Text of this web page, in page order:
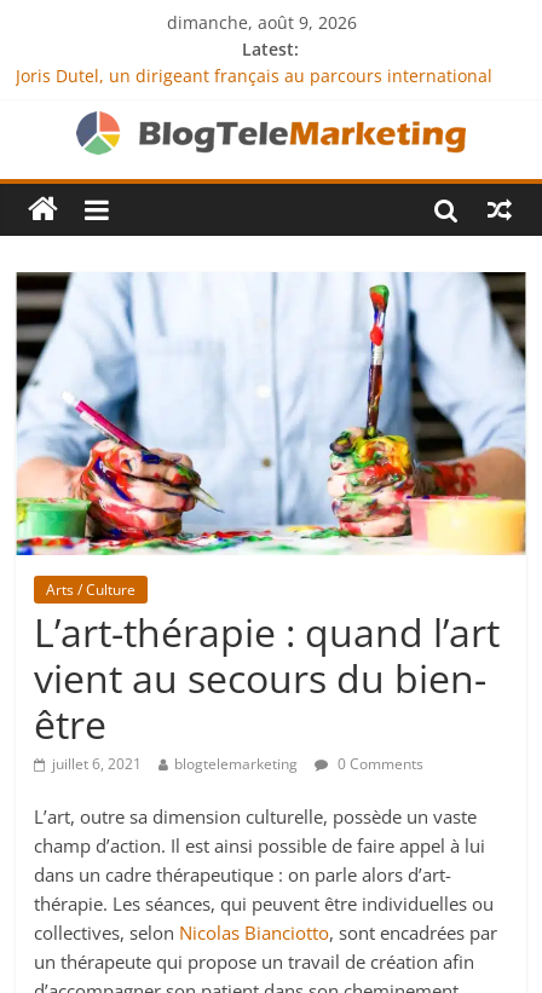
dimanche, août 9, 2026
Latest:
Joris Dutel, un dirigeant français au parcours international
Agria Assurance Animaux : comment l’entreprise se
démarque-t-elle de la concurrence ?
JCA Academy : l’excellence au service de l’indépendance
financière
Denis Bouclon : la diplomatie éducative comme moteur de
Next Terra International : des solutions logistiques au service
du commerce international
Arts / Culture
L’art-thérapie : quand l’art
vient au secours du bien-
être
juillet 6, 2021 blogtelemarketing 0 Comments
L’art, outre sa dimension culturelle, possède un vaste
champ d’action. Il est ainsi possible de faire appel à lui
dans un cadre thérapeutique : on parle alors d’art-
thérapie. Les séances, qui peuvent être individuelles ou
collectives, selon Nicolas Bianciotto, sont encadrées par
un thérapeute qui propose un travail de création afin